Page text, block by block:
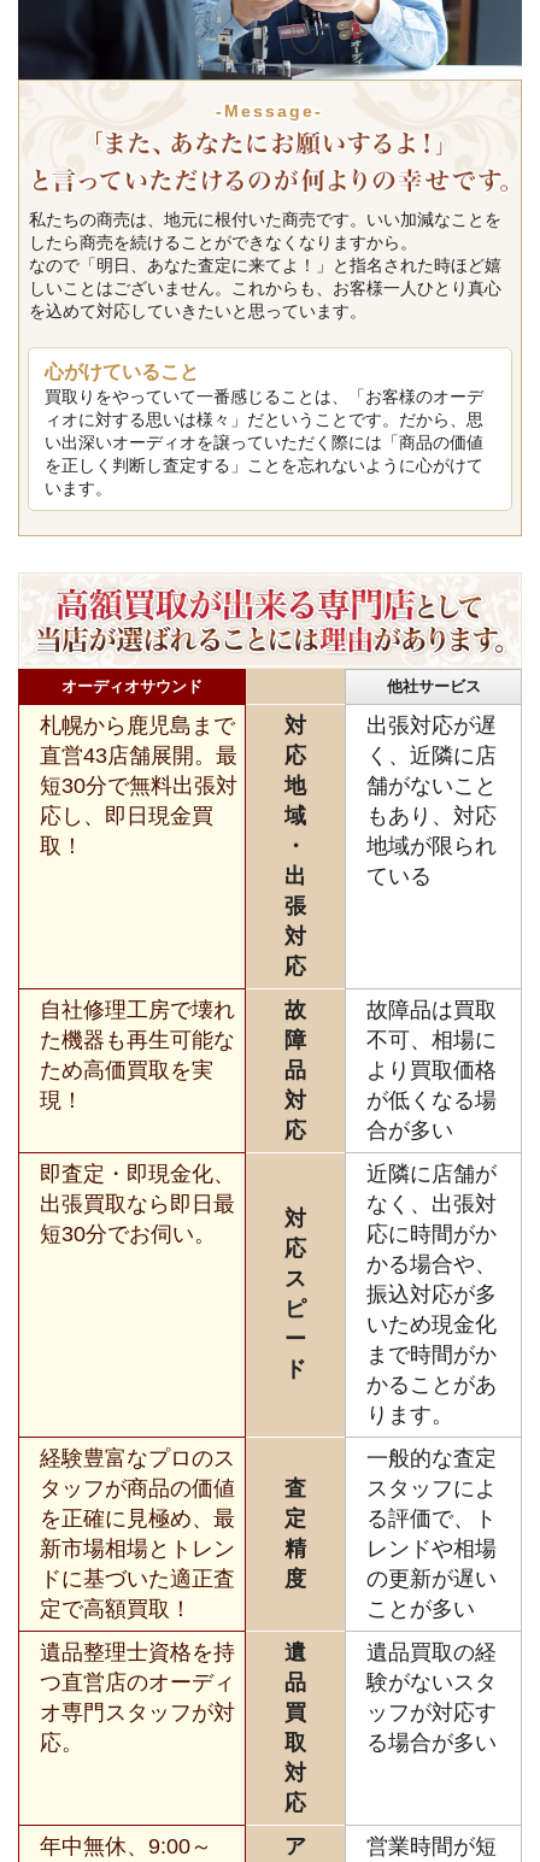
-Message-
私たちの商売は、地元に根付いた商売です。いい加減なことを
したら商売を続けることができなくなりますから。
なので「明日、あなた査定に来てよ！」と指名された時ほど嬉
しいことはございません。これからも、お客様一人ひとり真心
を込めて対応していきたいと思っています。
心がけていること
買取りをやっていて一番感じることは、「お客様のオーデ
ィオに対する思いは様々」だということです。だから、思
い出深いオーディオを譲っていただく際には「商品の価値
を正しく判断し査定する」ことを忘れないように心がけて
います。
オーディオサウンド 他社サービス
札幌から鹿児島まで
直営43店舗展開。最
短30分で無料出張対
応し、即日現金買
取！
対
応
地
域
・
出
張
対
応
出張対応が遅
く、近隣に店
舗がないこと
もあり、対応
地域が限られ
ている
自社修理工房で壊れ
た機器も再生可能な
ため高価買取を実
現！
故
障
品
対
応
故障品は買取
不可、相場に
より買取価格
が低くなる場
合が多い
即査定・即現金化、
出張買取なら即日最
短30分でお伺い。
対
応
ス
ピ
ー
ド
近隣に店舗が
なく、出張対
応に時間がか
かる場合や、
振込対応が多
いため現金化
まで時間がか
かることがあ
ります。
経験豊富なプロのス
タッフが商品の価値
を正確に見極め、最
新市場相場とトレン
ドに基づいた適正査
定で高額買取！
査
定
精
度
一般的な査定
スタッフによ
る評価で、ト
レンドや相場
の更新が遅い
ことが多い
遺品整理士資格を持
つ直営店のオーディ
オ専門スタッフが対
応。
遺
品
買
取
対
応
遺品買取の経
験がないスタ
ッフが対応す
る場合が多い
年中無休、9:00～
ア
営業時間が短